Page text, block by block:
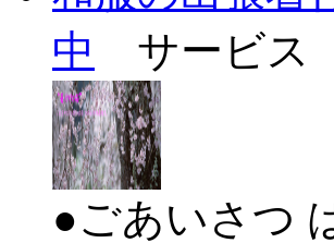
中
サービス
●ごあいさつ